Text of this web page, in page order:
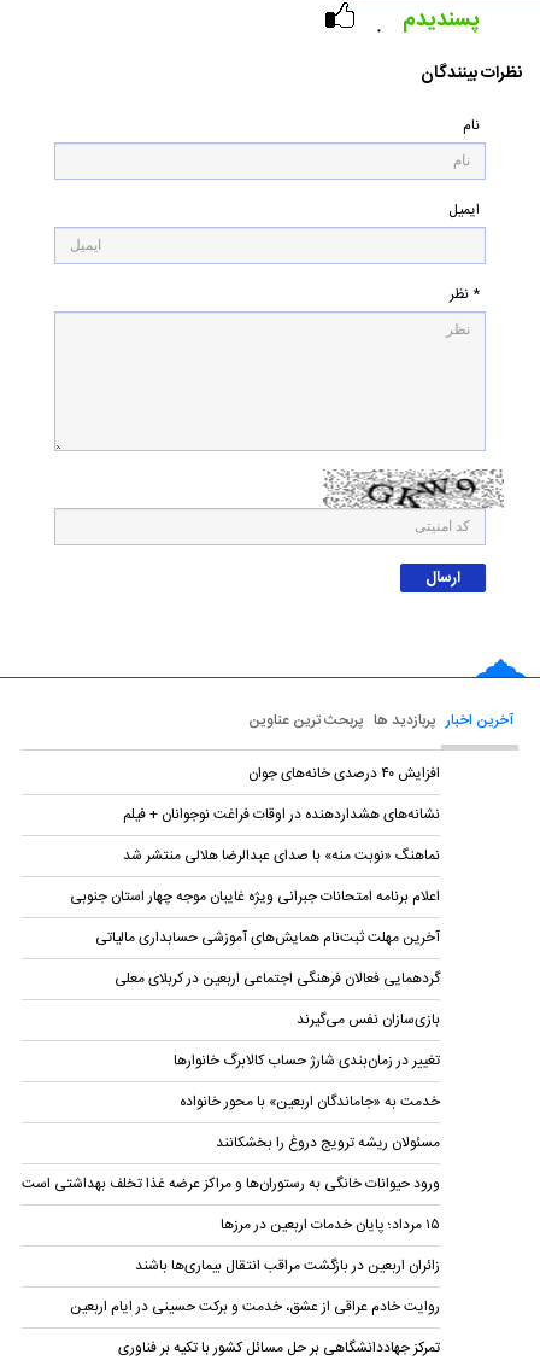
۰ پسندیدم
نظرات بینندگان
نام
ایمیل
* نظر
آخرین اخبار پربازدید ها پربحث ترین عناوین
افزایش ۴۰ درصدی خانه‌های جوان
نشانه‌های هشداردهنده در اوقات فراغت نوجوانان + فیلم
نماهنگ «نوبت منه» با صدای عبدالرضا هلالی منتشر شد
اعلام برنامه امتحانات جبرانی ویژه غایبان موجه چهار استان جنوبی
آخرین مهلت ثبت‌نام همایش‌های آموزشی حسابداری مالياتی
گردهمایی فعالان فرهنگی اجتماعی اربعین در کربلای معلی
بازی‌سازان نفس می‌گیرند
تغییر در زمان‌بندی شارژ حساب کالابرگ خانوار‌ها
خدمت به «جاماندگان اربعین» با محور خانواده
مسئولان ریشه ترویج دروغ را بخشکانند
ورود حیوانات خانگی به رستوران‌ها و مراکز عرضه غذا تخلف بهداشتی است
۱۵ مرداد؛ پایان خدمات اربعین در مرزها
زائران اربعین در بازگشت مراقب انتقال بیماری‌ها باشند
روایت خادم عراقی از عشق، خدمت و برکت حسینی در ایام اربعین
تمرکز جهاددانشگاهی بر حل مسائل کشور با تکیه بر فناوری